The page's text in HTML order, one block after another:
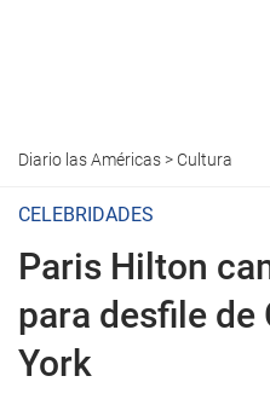
Diario las Américas> Cultura
CELEBRIDADES
Paris Hilton
para desfile de
York